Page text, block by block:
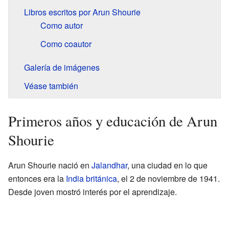
Libros escritos por Arun Shourie
Como autor
Como coautor
Galería de imágenes
Véase también
Primeros años y educación de Arun
Shourie
Arun Shourie nació en Jalandhar, una ciudad en lo que
entonces era la India británica, el 2 de noviembre de 1941.
Desde joven mostró interés por el aprendizaje.